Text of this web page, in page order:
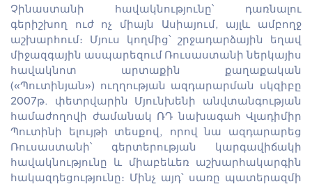
Չինաստանի հավակնությունը՝ դառնալու
գերիշխող ուժ ոչ միայն Ասիայում, այլև ամբողջ
աշխարհում։ Մյուս կողմից՝ շրջադարձային եղավ
միջազգային ասպարեզում Ռուսաստանի ներկայիս
հավակնոտ արտաքին քաղաքական
(«Պուտինյան») ուղղության ազդարարման սկզիբը
2007թ. փետրվարին Մյունխենի անվտանգության
համաժողովի ժամանակ ՌԴ նախագահ Վլադիմիր
Պուտինի ելույթի տեսքով, որով նա ազդարարեց
Ռուսաստանի՝ գերտերության կարգավիճակի
հավակնությունը և միաբեևեռ աշխարհակարգին
հակազդեցությունը։ Մինչ այդ՝ սառը պատերազմի